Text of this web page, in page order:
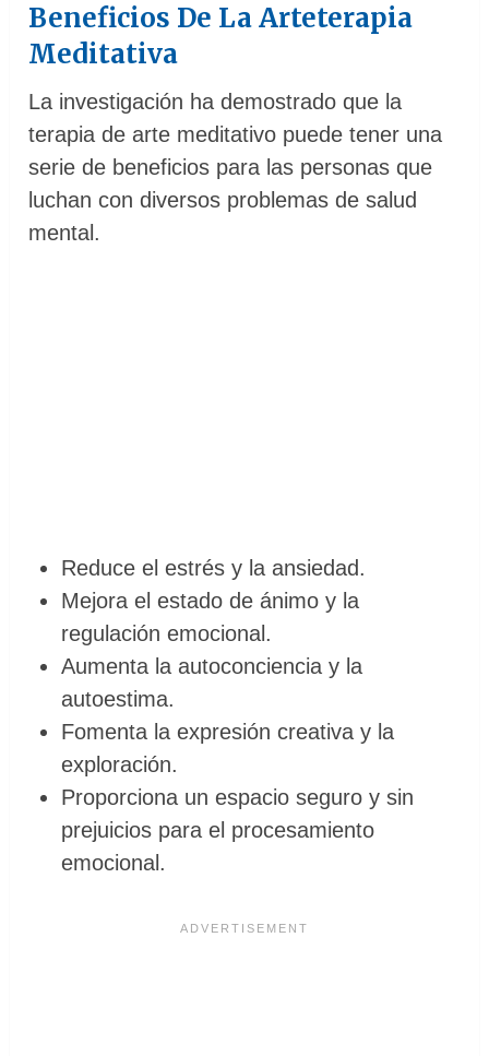
Beneficios De La Arteterapia
Meditativa
La investigación ha demostrado que la
terapia de arte meditativo puede tener una
serie de beneficios para las personas que
luchan con diversos problemas de salud
mental.
Reduce el estrés y la ansiedad.
Mejora el estado de ánimo y la
regulación emocional.
Aumenta la autoconciencia y la
autoestima.
Fomenta la expresión creativa y la
exploración.
Proporciona un espacio seguro y sin
prejuicios para el procesamiento
emocional.